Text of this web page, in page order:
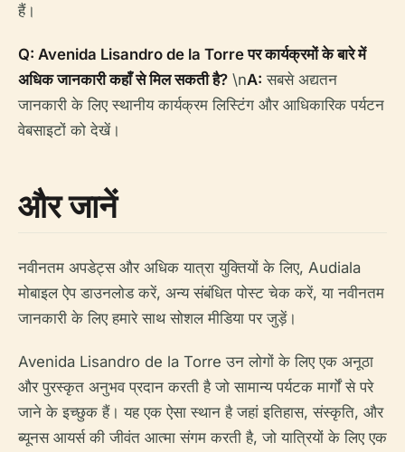
हैं।
Q: Avenida Lisandro de la Torre पर कार्यक्रमों के बारे में
अधिक जानकारी कहाँ से मिल सकती है? \nA: सबसे अद्यतन
जानकारी के लिए स्थानीय कार्यक्रम लिस्टिंग और आधिकारिक पर्यटन
वेबसाइटों को देखें।
और जानें
नवीनतम अपडेट्स और अधिक यात्रा युक्तियों के लिए, Audiala
मोबाइल ऐप डाउनलोड करें, अन्य संबंधित पोस्ट चेक करें, या नवीनतम
जानकारी के लिए हमारे साथ सोशल मीडिया पर जुड़ें।
Avenida Lisandro de la Torre उन लोगों के लिए एक अनूठा
और पुरस्कृत अनुभव प्रदान करती है जो सामान्य पर्यटक मार्गों से परे
जाने के इच्छुक हैं। यह एक ऐसा स्थान है जहां इतिहास, संस्कृति, और
ब्यूनस आयर्स की जीवंत आत्मा संगम करती है, जो यात्रियों के लिए एक